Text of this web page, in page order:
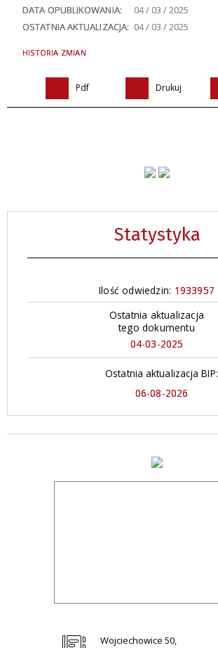
Statystyka
Ilość odwiedzin: 1933957
Ostatnia aktualizacja
tego dokumentu
04-03-2025
Ostatnia aktualizacja BIP:
06-08-2026
DATA OPUBLIKOWANIA:
04 / 03 / 2025
OSTATNIA AKTUALIZACJA: 04 / 03 / 2025
HISTORIA ZMIAN
Pdf Drukuj
Wojciechowice 50,